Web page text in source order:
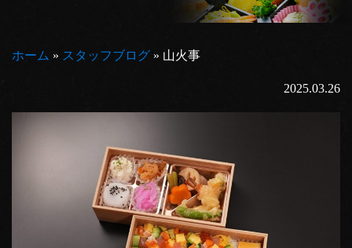
ホーム » スタッフブログ » 山火事
2025.03.26